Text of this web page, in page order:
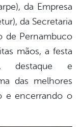
da Empresa
da Secretaria
de Pernambuco
mãos, a festa
destaque e
das melhores
e encerrando o